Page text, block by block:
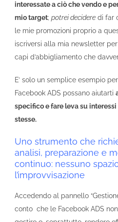
interessate a ciò che vendo e
mio target; potrei decidere di far
le mie promozioni proprio a
iscriversi alla mia newsletter
capi d’abbigliamento che
E’ solo un semplice esempio
Facebook ADS possano aiutarti
specifico e fare leva su
stesse.
Uno strumento che
analisi, preparazione e
continuo: nessuno
l’improvvisazione
Accedendo al pannello
conto che le Facebook ADS